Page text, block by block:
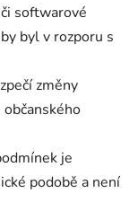
softwarové
byl v rozporu s
změny
je
podobě a není